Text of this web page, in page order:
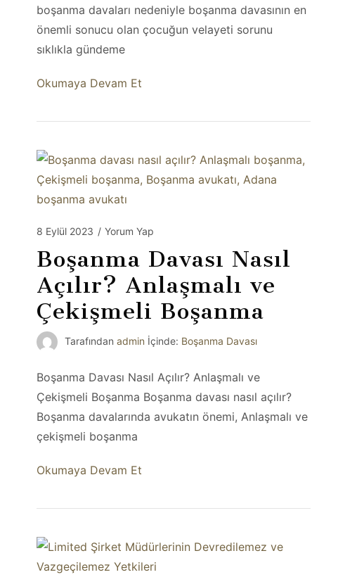
boşanma davaları nedeniyle boşanma davasının en
önemli sonucu olan çocuğun velayeti sorunu
sıklıkla gündeme
Okumaya Devam Et
8 Eylül 2023 / Yorum Yap
Boşanma Davası Nasıl
Açılır? Anlaşmalı ve
Çekişmeli Boşanma
Tarafından admin İçinde: Boşanma Davası
Boşanma Davası Nasıl Açılır? Anlaşmalı ve
Çekişmeli Boşanma Boşanma davası nasıl açılır?
Boşanma davalarında avukatın önemi, Anlaşmalı ve
çekişmeli boşanma
Okumaya Devam Et